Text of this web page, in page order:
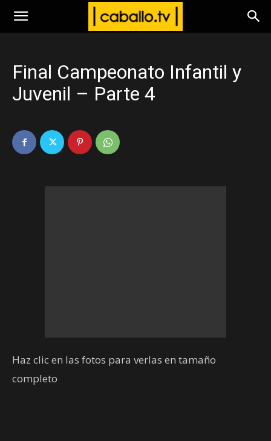
www.caballo.tv
Final Campeonato Infantil y
Juvenil – Parte 4
Haz clic en las fotos para verlas en tamaño
completo